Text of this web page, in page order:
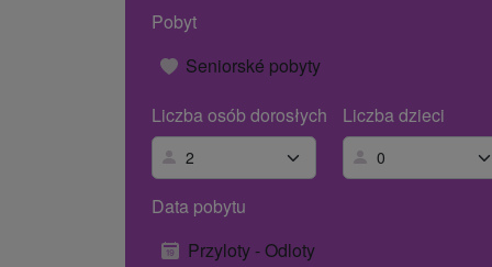
Pobyt
Seniorské pobyty
Liczba osób dorosłych
Liczba dzieci
Data pobytu
Przyloty - Odloty